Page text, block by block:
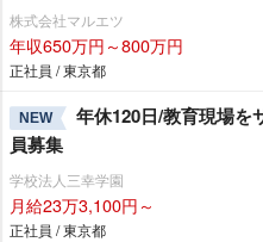
株式会社マルエツ
年収650万円～800万円
正社員 / 東京都
NEW
年休120日/教育現場を
員募集
学校法人三幸学園
月給23万3,100円～
正社員 / 東京都